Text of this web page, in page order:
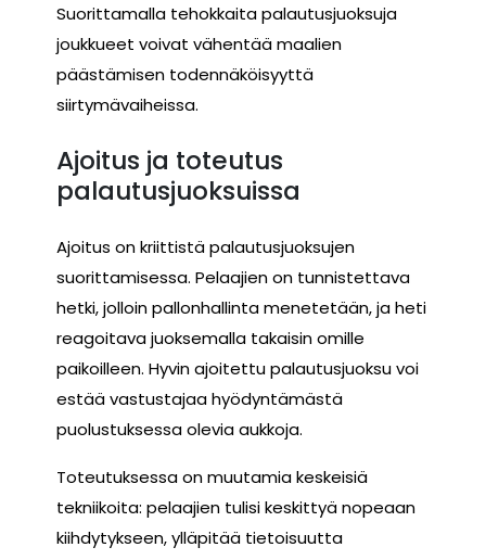
Suorittamalla tehokkaita palautusjuoksuja
joukkueet voivat vähentää maalien
päästämisen todennäköisyyttä
siirtymävaiheissa.
Ajoitus ja toteutus
palautusjuoksuissa
Ajoitus on kriittistä palautusjuoksujen
suorittamisessa. Pelaajien on tunnistettava
hetki, jolloin pallonhallinta menetetään, ja heti
reagoitava juoksemalla takaisin omille
paikoilleen. Hyvin ajoitettu palautusjuoksu voi
estää vastustajaa hyödyntämästä
puolustuksessa olevia aukkoja.
Toteutuksessa on muutamia keskeisiä
tekniikoita: pelaajien tulisi keskittyä nopeaan
kiihdytykseen, ylläpitää tietoisuutta